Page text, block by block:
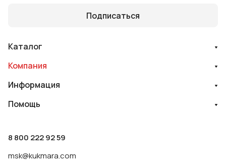
Подписаться
Каталог
Компания
Информация
Помощь
8 800 222 92 59
msk@kukmara.com